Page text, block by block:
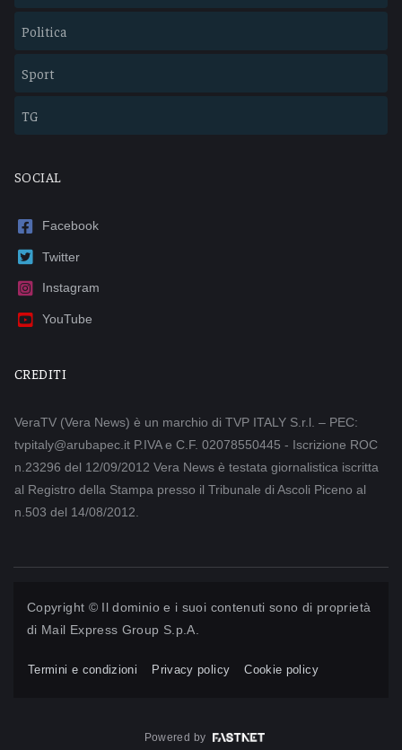
Politica
Sport
TG
SOCIAL
Facebook
Twitter
Instagram
YouTube
CREDITI
VeraTV (Vera News) è un marchio di TVP ITALY S.r.l. – PEC:
tvpitaly@arubapec.it P.IVA e C.F. 02078550445 - Iscrizione ROC
n.23296 del 12/09/2012 Vera News è testata giornalistica iscritta
al Registro della Stampa presso il Tribunale di Ascoli Piceno al
n.503 del 14/08/2012.
Copyright © Il dominio e i suoi contenuti sono di proprietà
di Mail Express Group S.p.A.
Termini e condizioni Privacy policy Cookie policy
Powered by